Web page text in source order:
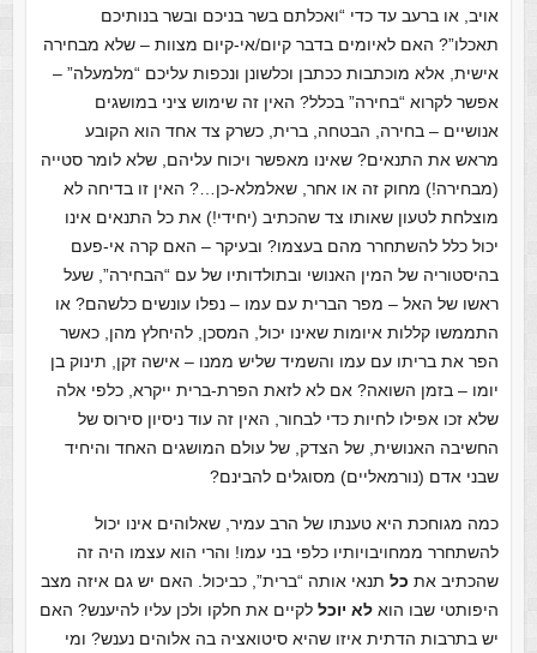
אויב, או ברעב עד כדי “ואכלתם בשר בניכם ובשר בנותיכם
תאכלו”? האם לאיומים בדבר קיום/אי-קיום מצוות – שלא מבחירה
אישית, אלא מוכתבות ככתבן וכלשונן ונכפות עליכם “מלמעלה” –
אפשר לקרוא “בחירה” בכלל? האין זה שימוש ציני במושגים
אנושיים – בחירה, הבטחה, ברית, כשרק צד אחד הוא הקובע
מראש את התנאים? שאינו מאפשר ויכוח עליהם, שלא לומר סטייה
(מבחירה!) מחוק זה או אחר, שאלמלא-כן…? האין זו בדיחה לא
מוצלחת לטעון שאותו צד שהכתיב (יחידי!) את כל התנאים אינו
יכול כלל להשתחרר מהם בעצמו? ובעיקר – האם קרה אי-פעם
בהיסטוריה של המין האנושי ובתולדותיו של עם “הבחירה”, שעל
ראשו של האל – מפר הברית עם עמו – נפלו עונשים כלשהם? או
התממשו קללות איומות שאינו יכול, המסכן, להיחלץ מהן, כאשר
הפר את בריתו עם עמו והשמיד שליש ממנו – אישה זקן, תינוק בן
יומו – בזמן השואה? אם לא לזאת הפרת-ברית ייקרא, כלפי אלה
שלא זכו אפילו לחיות כדי לבחור, האין זה עוד ניסיון סירוס של
החשיבה האנושית, של הצדק, של עולם המושגים האחד והיחיד
שבני אדם (נורמאליים) מסוגלים להבינם?
כמה מגוחכת היא טענתו של הרב עמיר, שאלוהים אינו יכול
להשתחרר ממחויבויותיו כלפי בני עמו! והרי הוא עצמו היה זה
שהכתיב את כלתנאי אותה “ברית”, כביכול. האם יש גם איזה מצב
היפותטי שבו הוא לא יוכללקיים את חלקו ולכן עליו להיענש? האם
יש בתרבות הדתית איזו שהיא סיטואציה בה אלוהים נענש? ומי